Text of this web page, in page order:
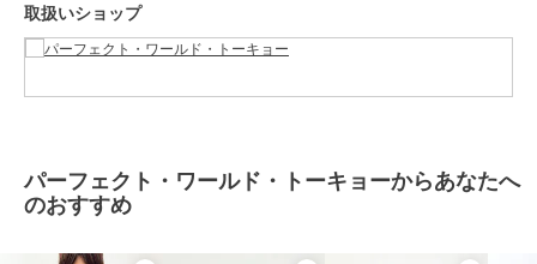
取扱いショップ
パーフェクト・ワールド・トーキョーからあなたへ
のおすすめ